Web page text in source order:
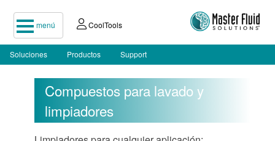
menú CoolTools
Soluciones Productos Support
Compuestos para lavado y
limpiadores